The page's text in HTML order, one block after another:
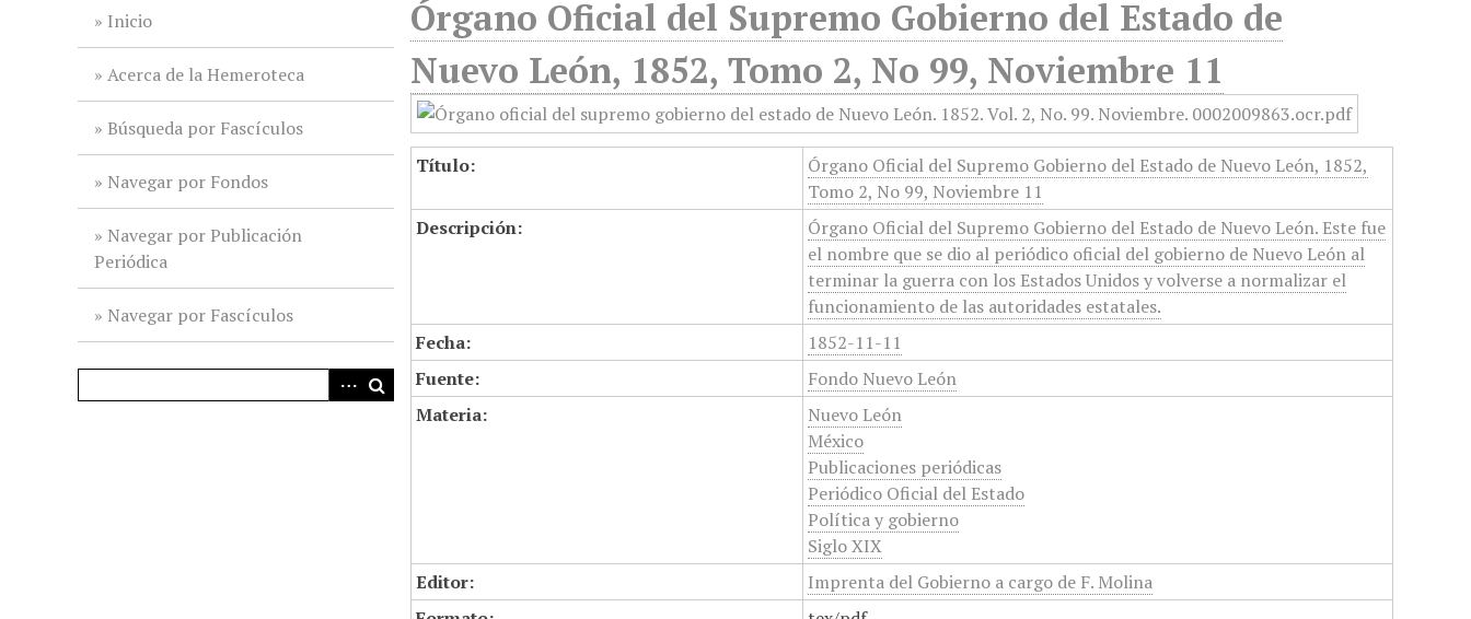
Inicio
Acerca de la Hemeroteca
Búsqueda por Fascículos
Navegar por Fondos
Navegar por Publicación
Periódica
Navegar por Fascículos
Órgano Oficial del Supremo Gobierno del Estado de
Nuevo León, 1852, Tomo 2, No 99, Noviembre 11
Título:
Órgano Oficial del Supremo Gobierno del Estado de Nuevo León, 1852,
Tomo 2, No 99, Noviembre 11
Descripción:
Órgano Oficial del Supremo Gobierno del Estado de Nuevo León. Este fue
el nombre que se dio al periódico oficial del gobierno de Nuevo León al
terminar la guerra con los Estados Unidos y volverse a normalizar el
funcionamiento de las autoridades estatales.
Fecha:
1852-11-11
Fuente:
Fondo Nuevo León
Materia:
Nuevo León
México
Publicaciones periódicas
Periódico Oficial del Estado
Política y gobierno
Siglo XIX
Editor:
Imprenta del Gobierno a cargo de F. Molina